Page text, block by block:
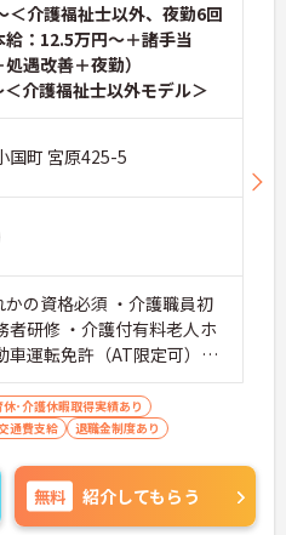
＜介護福祉士以外、夜勤6回
：12.5万円～＋諸手当
処遇改善＋夜勤）
＜介護福祉士以外モデル＞
国町 宮原425-5
の資格必須 ・介護職員初
者研修 ・介護付有料老人ホ
運転免許（AT限定可）必
･介護休暇取得実績あり
通費支給 退職金制度あり
無料 紹介してもらう